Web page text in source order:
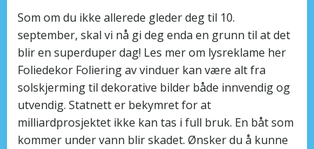
Som om du ikke allerede gleder deg til 10.
september, skal vi nå gi deg enda en grunn til at det
blir en superduper dag! Les mer om lysreklame her
Foliedekor Foliering av vinduer kan være alt fra
solskjerming til dekorative bilder både innvendig og
utvendig. Statnett er bekymret for at
milliardprosjektet ikke kan tas i full bruk. En båt som
kommer under vann blir skadet. Ønsker du å kunne